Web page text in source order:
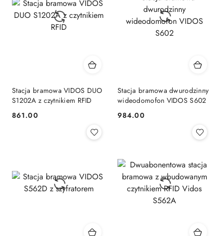
Stacja bramowa VIDOS DUO
S1202A z czytnikiem RFID
Cena:
861.00
Stacja bramowa dwurodzinny
wideodomofon VIDOS S602
Cena:
984.00